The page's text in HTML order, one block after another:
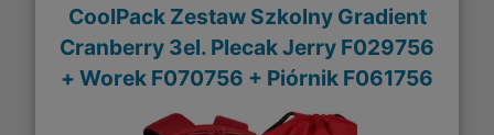
CoolPack Zestaw Szkolny Gradient
Cranberry 3el. Plecak Jerry F029756
+ Worek F070756 + Piórnik F061756